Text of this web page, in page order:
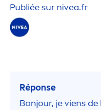
Publiée sur nivea.fr
Réponse
Bonjour, je viens